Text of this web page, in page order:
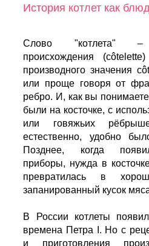
История котлет как
Слово "котлета" –
происхождения
производного значения
или проще говоря от
ребро. И, как вы
были на косточке, с
или говяжьих
естественно, удобно
Позднее, когда
приборы, нужда в
превратилась в
запанированный кусок
В России котлеты
времена Петра I. Но с
и приготовления